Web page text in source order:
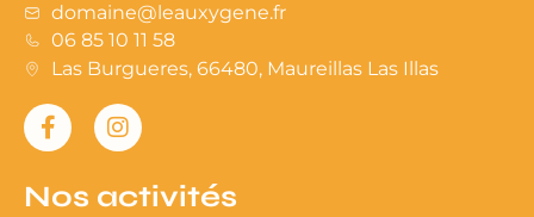
domaine@leauxygene.fr​
06 85 10 11 58
Las Burgueres, 66480, Maureillas Las Illas​
Nos activités